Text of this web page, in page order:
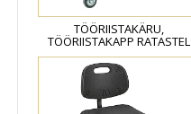
TÖÖRIISTAKÄRU,
TÖÖRIISTAKAPP RATASTEL